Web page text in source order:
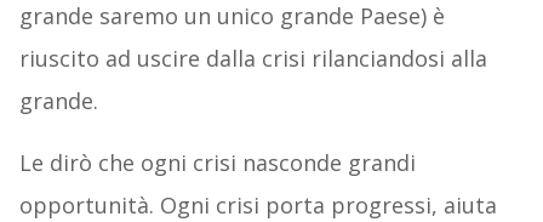
grande saremo un unico grande Paese) è
riuscito ad uscire dalla crisi rilanciandosi alla
grande.
Le dirò che ogni crisi nasconde grandi
opportunità. Ogni crisi porta progressi, aiuta